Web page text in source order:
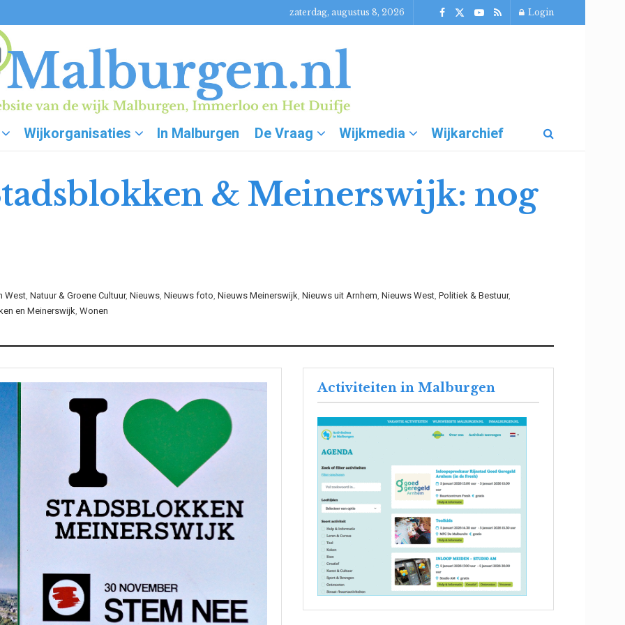
zaterdag, augustus 8, 2026 Login
Wijkorganisaties In Malburgen De Vraag Wijkmedia Wijkarchief
& Meinerswijk: nog
West, Natuur & Groene Cultuur, Nieuws, Nieuws foto, Nieuws Meinerswijk, Nieuws uit Arnhem, Nieuws West, Politiek & Bestuur,
en Meinerswijk, Wonen
Activiteiten in Malburgen